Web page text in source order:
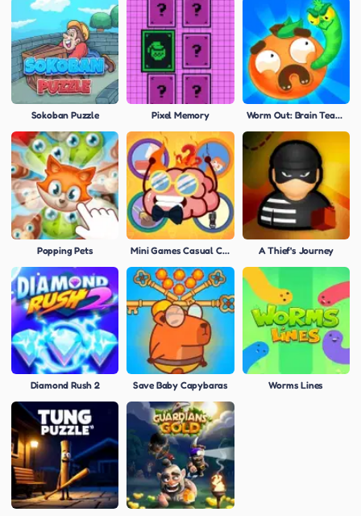
Sokoban Puzzle Pixel Memory Worm Out: Brain Teaser Games
Popping Pets Mini Games Casual Collection A Thief's Journey
Diamond Rush 2 Save Baby Capybaras Worms Lines